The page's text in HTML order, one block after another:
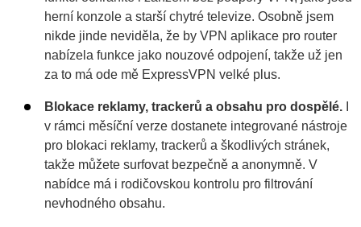
herní konzole a starší chytré televize. Osobně jsem
nikde jinde neviděla, že by VPN aplikace pro router
nabízela funkce jako nouzové odpojení, takže už jen
za to má ode mě ExpressVPN velké plus.
Blokace reklamy, trackerů a obsahu pro dospělé.
v rámci měsíční verze dostanete integrované nástroje
pro blokaci reklamy, trackerů a škodlivých stránek,
takže můžete surfovat bezpečně a anonymně. V
nabídce má i rodičovskou kontrolu pro filtrování
nevhodného obsahu.